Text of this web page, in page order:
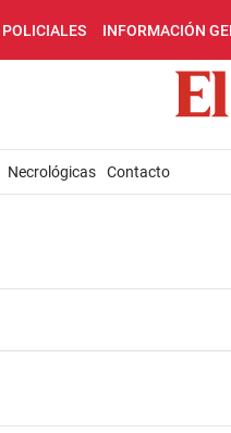
POLICIALES INFORMACIÓN
Necrológicas Contacto